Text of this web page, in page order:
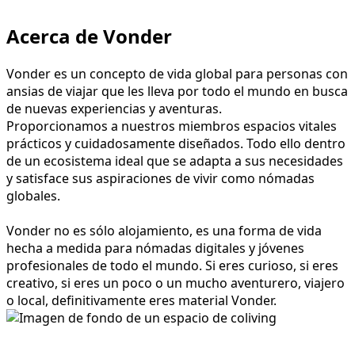
Acerca de Vonder
Vonder es un concepto de vida global para personas con
ansias de viajar que les lleva por todo el mundo en busca
de nuevas experiencias y aventuras.
Proporcionamos a nuestros miembros espacios vitales
prácticos y cuidadosamente diseñados. Todo ello dentro
de un ecosistema ideal que se adapta a sus necesidades
y satisface sus aspiraciones de vivir como nómadas
globales.
Vonder no es sólo alojamiento, es una forma de vida
hecha a medida para nómadas digitales y jóvenes
profesionales de todo el mundo. Si eres curioso, si eres
creativo, si eres un poco o un mucho aventurero, viajero
o local, definitivamente eres material Vonder.